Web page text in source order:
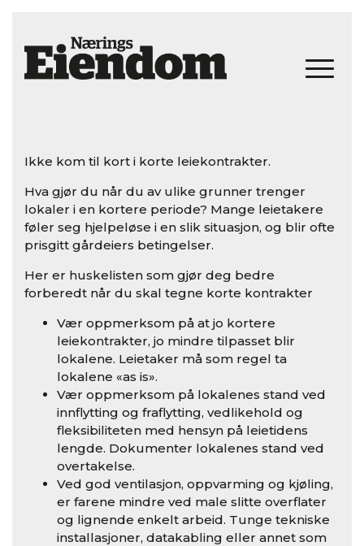
Ikke kom til kort i korte leiekontrakter.
Hva gjør du når du av ulike grunner trenger
lokaler i en kortere periode? Mange leietakere
føler seg hjelpeløse i en slik situasjon, og blir ofte
prisgitt gårdeiers betingelser.
Her er huskelisten som gjør deg bedre
forberedt når du skal tegne korte kontrakter
Vær oppmerksom på at jo kortere
leiekontrakter, jo mindre tilpasset blir
lokalene. Leietaker må som regel ta
lokalene «as is».
Vær oppmerksom på lokalenes stand ved
innflytting og fraflytting, vedlikehold og
fleksibiliteten med hensyn på leietidens
lengde. Dokumenter lokalenes stand ved
overtakelse.
Ved god ventilasjon, oppvarming og kjøling,
er farene mindre ved male slitte overflater
og lignende enkelt arbeid. Tunge tekniske
installasjoner, datakabling eller annet som